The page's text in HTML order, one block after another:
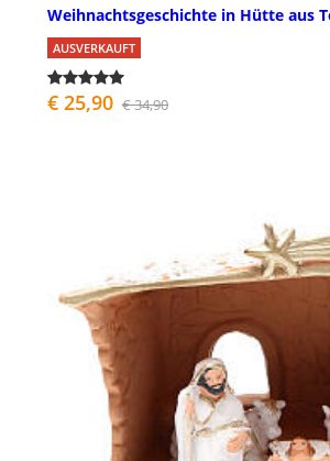
Weihnachtsgeschichte in Hütte aus
AUSVERKAUFT
€ 25,90 € 34,90